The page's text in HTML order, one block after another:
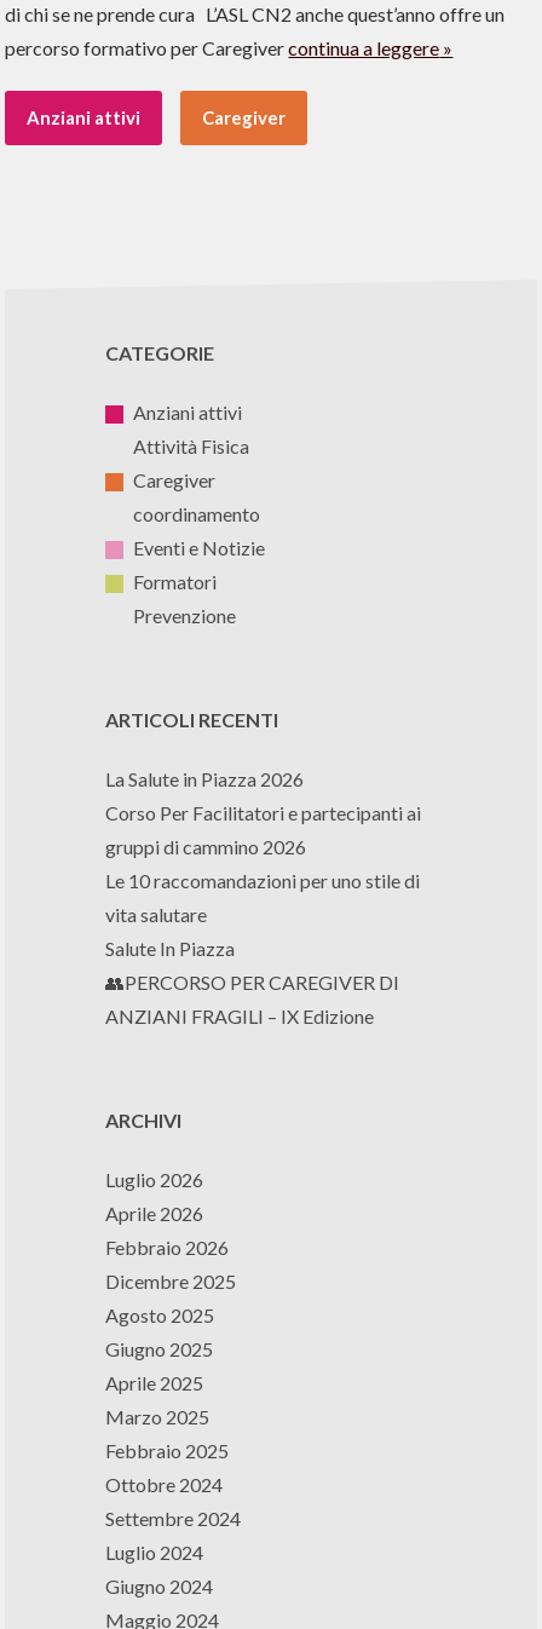
di chi se ne prende cura L’ASL CN2 anche quest’anno offre un
percorso formativo per Caregivercontinua a leggere
Anziani attivi Caregiver
CATEGORIE
Anziani attivi
Attività Fisica
Caregiver
coordinamento
Eventi e Notizie
Formatori
Prevenzione
ARTICOLI RECENTI
La Salute in Piazza 2026
Corso Per Facilitatori e partecipanti ai
gruppi di cammino 2026
Le 10 raccomandazioni per uno stile di
vita salutare
Salute In Piazza
👥PERCORSO PER CAREGIVER DI
ANZIANI FRAGILI – IX Edizione
ARCHIVI
Luglio 2026
Aprile 2026
Febbraio 2026
Dicembre 2025
Agosto 2025
Giugno 2025
Aprile 2025
Marzo 2025
Febbraio 2025
Ottobre 2024
Settembre 2024
Luglio 2024
Giugno 2024
Maggio 2024